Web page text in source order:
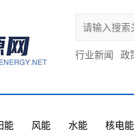
行业新闻 政
能 风能 水能 核电能